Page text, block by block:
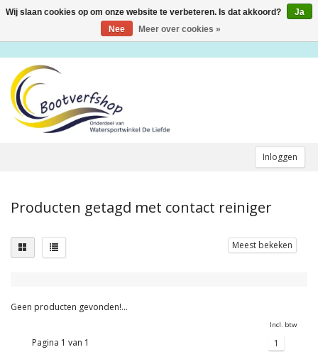
Inloggen
Toggle
Producten getagd met contact reiniger
Meest bekeken
Geen producten gevonden!...
Incl. btw
Pagina 1 van 1 1
Wij slaan cookies op om onze website te verbeteren. Is dat akkoord?
Ja
Nee
Meer over cookies »